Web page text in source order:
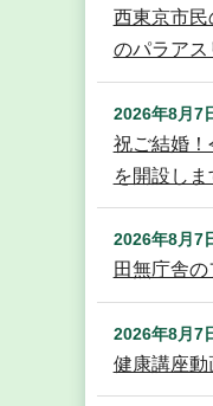
西東京市
のパラアス
2026年8月7
祝ご結婚
を開設しま
2026年8月7
田無庁舎
2026年8月7
健康講座動